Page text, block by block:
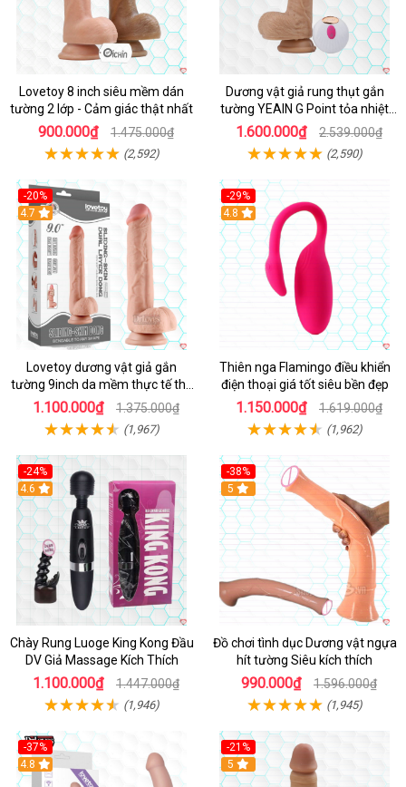
Lovetoy 8 inch siêu mềm dán
tường 2 lớp - Cảm giác thật nhất
900.000₫ 1.475.000₫
(2,592)
Dương vật giả rung thụt gắn
tường YEAIN G Point tỏa nhiệt
điều khiển từ xa
1.600.000₫ 2.539.000₫
(2,590)
-20%
Hot
4.7
Lovetoy dương vật giả gắn
tường 9inch da mềm thực tế thú
vị
1.100.000₫ 1.375.000₫
(1,967)
-29%
Hot
4.8
Thiên nga Flamingo điều khiển
điện thoại giá tốt siêu bền đẹp
1.150.000₫ 1.619.000₫
(1,962)
-24%
4.6
Chày Rung Luoge King Kong Đầu
DV Giả Massage Kích Thích
1.100.000₫ 1.447.000₫
(1,946)
-38%
Hot
5
Đồ chơi tình dục Dương vật ngựa
hít tường Siêu kích thích
990.000₫ 1.596.000₫
(1,945)
-37%
Hot
4.8
-21%
Hot
5